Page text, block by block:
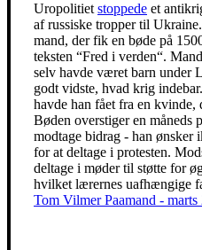
Uropolitiet stoppede et
af russiske tropper til
mand, der fik en bøde på
teksten “Fred i verden“.
selv havde været barn under
godt vidste, hvad krig
havde han fået fra en
Bøden overstiger en måneds
modtage bidrag - han ønsker
for at deltage i protesten.
deltage i møder til støtte for
hvilket lærernes uafhængige
Tom Vilmer Paamand - marts